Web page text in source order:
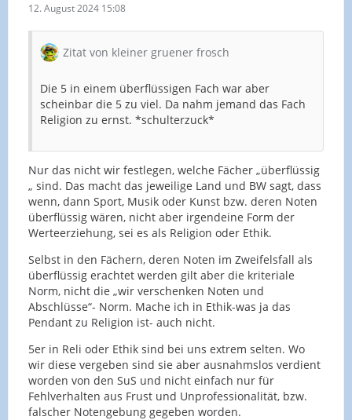
12. August 2024 15:08
Zitat von kleiner gruener frosch
Die 5 in einem überflüssigen Fach war aber
scheinbar die 5 zu viel. Da nahm jemand das Fach
Religion zu ernst. *schulterzuck*
Nur das nicht wir festlegen, welche Fächer „überflüssig
„ sind. Das macht das jeweilige Land und BW sagt, dass
wenn, dann Sport, Musik oder Kunst bzw. deren Noten
überflüssig wären, nicht aber irgendeine Form der
Werteerziehung, sei es als Religion oder Ethik.
Selbst in den Fächern, deren Noten im Zweifelsfall als
überflüssig erachtet werden gilt aber die kriteriale
Norm, nicht die „wir verschenken Noten und
Abschlüsse“- Norm. Mache ich in Ethik-was ja das
Pendant zu Religion ist- auch nicht.
5er in Reli oder Ethik sind bei uns extrem selten. Wo
wir diese vergeben sind sie aber ausnahmslos verdient
worden von den SuS und nicht einfach nur für
Fehlverhalten aus Frust und Unprofessionalität, bzw.
falscher Notengebung gegeben worden.